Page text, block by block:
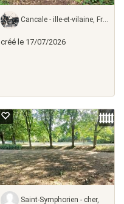
Cancale - ille-et-vilaine, France
créé le 17/07/2026
Saint-Symphorien - cher,